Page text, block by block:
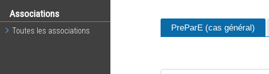
Associations
Toutes les associations PreParE (cas général)